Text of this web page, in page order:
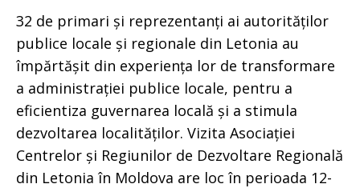
32 de primari și reprezentanți ai autorităților
publice locale și regionale din Letonia au
împărtășit din experiența lor de transformare
a administrației publice locale, pentru a
eficientiza guvernarea locală și a stimula
dezvoltarea localităților. Vizita Asociației
Centrelor și Regiunilor de Dezvoltare Regională
din Letonia în Moldova are loc în perioada 12-